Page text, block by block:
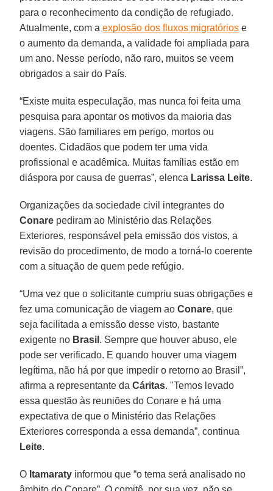
para o reconhecimento da condição de refugiado.
Atualmente, com aexplosão dos fluxos migratórios e
o aumento da demanda, a validade foi ampliada para
um ano. Nesse período, não raro, muitos se veem
obrigados a sair do País.
“Existe muita especulação, mas nunca foi feita uma
pesquisa para apontar os motivos da maioria das
viagens. São familiares em perigo, mortos ou
doentes. Cidadãos que podem ter uma vida
profissional e acadêmica. Muitas famílias estão em
diáspora por causa de guerras”, elenca Larissa Leite.
Organizações da sociedade civil integrantes do
Conare pediram ao Ministério das Relações
Exteriores, responsável pela emissão dos vistos, a
revisão do procedimento, de modo a torná-lo coerente
com a situação de quem pede refúgio.
“Uma vez que o solicitante cumpriu suas obrigações e
fez uma comunicação de viagem aoConare, que
seja facilitada a emissão desse visto, bastante
exigente no Brasil . Sempre que houver abuso, ele
pode ser verificado. E quando houver uma viagem
legítima, não há por que impedir o retorno ao Brasil”,
afirma a representante daCáritas. "Temos levado
essa questão às reuniões do Conare e há uma
expectativa de que o Ministério das Relações
Exteriores corresponda a essa demanda”, continua
Leite.
O Itamaraty informou que “o tema será analisado no